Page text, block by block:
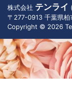
株式会社 テンライ
〒277-0913 千葉県
Copyright © 2026